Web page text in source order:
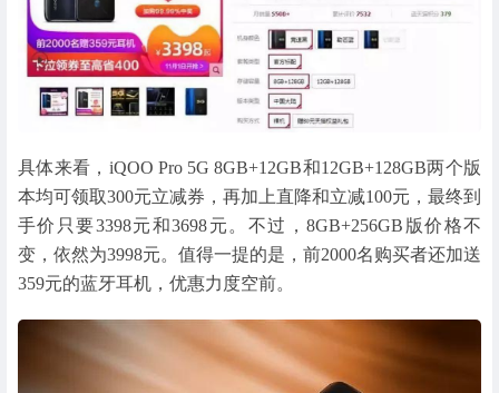
具体来看，iQOO Pro 5G 8GB+12GB和12GB+128GB两个版
本均可领取300元立减券，再加上直降和立减100元，最终到
手价只要3398元和3698元。不过，8GB+256GB版价格不
变，依然为3998元。值得一提的是，前2000名购买者还加送
359元的蓝牙耳机，优惠力度空前。